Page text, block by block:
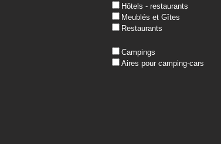
Hôtels - restaurants
Meublés et Gîtes
Restaurants
Campings
Aires pour camping-cars